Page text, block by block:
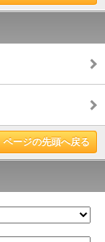
ページの先頭へ戻る